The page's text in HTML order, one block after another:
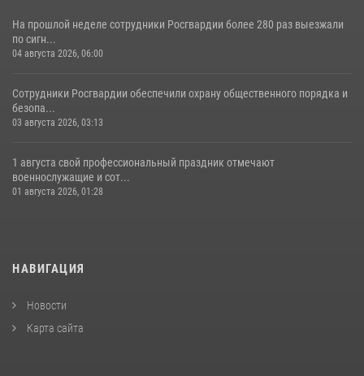
На прошлой неделе сотрудники Росгвардии более 280 раз выезжали
по сигн...
04 августа 2026, 06:00
Сотрудники Росгвардии обеспечили охрану общественного порядка и
безопа...
03 августа 2026, 03:13
1 августа свой профессиональный праздник отмечают
военнослужащие и сот...
01 августа 2026, 01:28
НАВИГАЦИЯ
Новости
Карта сайта